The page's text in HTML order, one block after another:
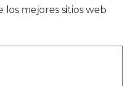
los mejores sitios web